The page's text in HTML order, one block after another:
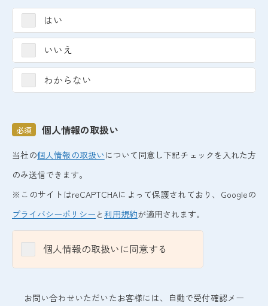
はい
いいえ
わからない
個人情報の取扱い
必須
当社の個人情報の取扱いについて同意し下記チェックを入れた方
のみ送信できます。
※このサイトはreCAPTCHAによって保護されており、Googleの
プライバシーポリシー と利用規約が適用されます。
個人情報の取扱いに同意する
お問い合わせいただいたお客様には、自動で受付確認メー